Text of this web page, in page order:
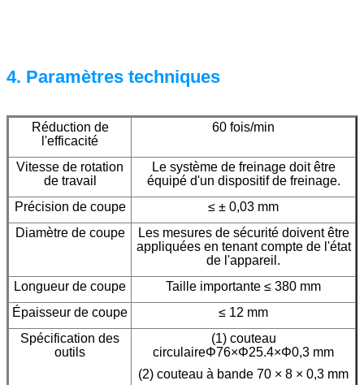
4. Paramètres techniques
Réduction de
l'efficacité
60 fois/min
Vitesse de rotation
de travail
Le système de freinage doit être
équipé d'un dispositif de freinage.
Précision de coupe
≤ ± 0,03 mm
Diamètre de coupe
Les mesures de sécurité doivent être
appliquées en tenant compte de l'état
de l'appareil.
Longueur de coupe
Taille importante ≤ 380 mm
Épaisseur de coupe
≤ 12 mm
Spécification des
outils
(1) couteau
circulaireΦ76×Φ25.4×Φ0,3 mm
(2) couteau à bande 70 × 8 × 0,3 mm